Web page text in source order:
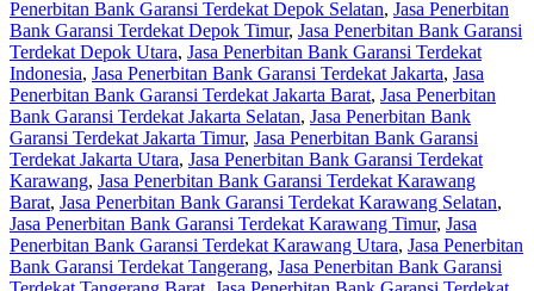
Penerbitan Bank Garansi Terdekat Depok Selatan, Jasa Penerbitan
Bank Garansi Terdekat Depok Timur, Jasa Penerbitan Bank Garansi
Terdekat Depok Utara, Jasa Penerbitan Bank Garansi Terdekat
Indonesia, Jasa Penerbitan Bank Garansi Terdekat Jakarta, Jasa
Penerbitan Bank Garansi Terdekat Jakarta Barat, Jasa Penerbitan
Bank Garansi Terdekat Jakarta Selatan, Jasa Penerbitan Bank
Garansi Terdekat Jakarta Timur, Jasa Penerbitan Bank Garansi
Terdekat Jakarta Utara, Jasa Penerbitan Bank Garansi Terdekat
Karawang, Jasa Penerbitan Bank Garansi Terdekat Karawang
Barat, Jasa Penerbitan Bank Garansi Terdekat Karawang Selatan,
Jasa Penerbitan Bank Garansi Terdekat Karawang Timur, Jasa
Penerbitan Bank Garansi Terdekat Karawang Utara, Jasa Penerbitan
Bank Garansi Terdekat Tangerang, Jasa Penerbitan Bank Garansi